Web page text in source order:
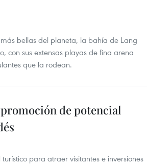
bellas del planeta, la bahía de Lang
con sus extensas playas de fina arena
que la rodean.
de potencial
para atraer visitantes e inversiones